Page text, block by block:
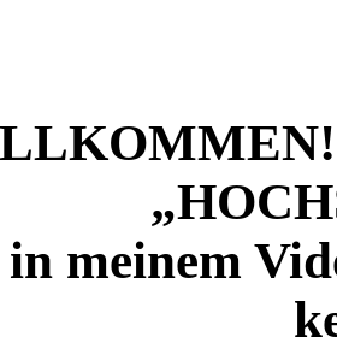
meinem